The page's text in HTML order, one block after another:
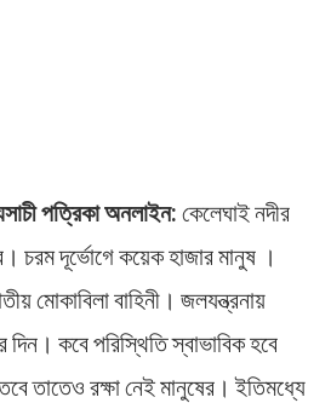
পত্রিকা অনলাইন: কেলেঘাই নদীর
চরম দূর্ভোগে কয়েক হাজার মানুষ ।
মোকাবিলা বাহিনী। জলযন্ত্রনায়
দিন। কবে পরিস্থিতি স্বাভাবিক হবে
তাতেও রক্ষা নেই মানুষের। ইতিমধ্যে